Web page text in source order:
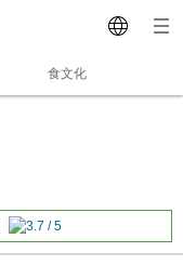
食文化